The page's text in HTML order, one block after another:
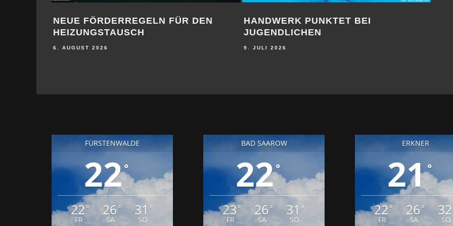
SUBSTANZ FÜR DIE ZUKUNFT
9. JULI 2026
FREIE AUSBILDUNGSPLÄTZE BEI DER
DB
9. JULI 2026
FÜRSTENWALDE
22°
22°
FR
26°
SA
31 °
SO
BAD SAAROW
22°
23°
FR
26°
SA
31 °
SO
ERKNER
21°
22°
FR
26°
SA
32
SO